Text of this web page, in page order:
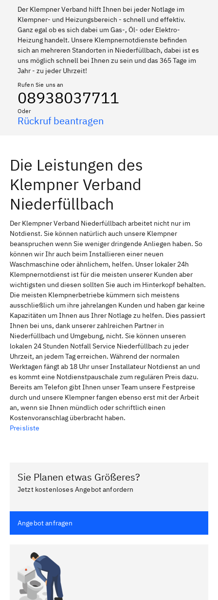
Der Klempner Verband hilft Ihnen bei jeder Notlage im
Klempner- und Heizungsbereich - schnell und effektiv.
Ganz egal ob es sich dabei um Gas-, Öl- oder Elektro-
Heizung handelt. Unsere Klempnernotdienste befinden
sich an mehreren Standorten in Niederfüllbach, dabei ist es
uns möglich schnell bei Ihnen zu sein und das 365 Tage im
Jahr - zu jeder Uhrzeit!
Rufen Sie uns an
08938037711
Oder
Rückruf beantragen
Die Leistungen des
Klempner Verband
Niederfüllbach
Der Klempner Verband Niederfüllbach arbeitet nicht nur im
Notdienst. Sie können natürlich auch unsere Klempner
beanspruchen wenn Sie weniger dringende Anliegen haben. So
können wir Ihr auch beim Installieren einer neuen
Waschmaschine oder ähnlichem, helfen. Unser lokaler 24h
Klempnernotdienst ist für die meisten unserer Kunden aber
wichtigsten und diesen sollten Sie auch im Hinterkopf behalten.
Die meisten Klempnerbetriebe kümmern sich meistens
ausschließlich um ihre jahrelangen Kunden und haben gar keine
Kapazitäten um Ihnen aus Ihrer Notlage zu helfen. Dies passiert
Ihnen bei uns, dank unserer zahlreichen Partner in
Niederfüllbach und Umgebung, nicht. Sie können unseren
lokalen 24 Stunden Notfall Service Niederfüllbach zu jeder
Uhrzeit, an jedem Tag erreichen. Während der normalen
Werktagen fängt ab 18 Uhr unser Installateur Notdienst an und
es kommt eine Notdienstpauschale zum regulären Preis dazu.
Bereits am Telefon gibt Ihnen unser Team unsere Festpreise
durch und unsere Klempner fangen ebenso erst mit der Arbeit
an, wenn sie Ihnen mündlich oder schriftlich einen
Kostenvoranschlag überbracht haben.
Preisliste
Sie Planen etwas Größeres?
Jetzt kostenloses Angebot anfordern
Angebot anfragen